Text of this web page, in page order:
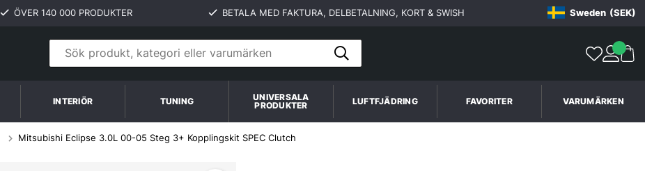
ÖVER 140 000 PRODUKTER BETALA MED FAKTURA, DELBETALNING, KORT & SWISH Sweden (SEK)
INTERIÖR TUNING
UNIVERSALA
PRODUKTER
LUFTFJÄDRING FAVORITER VARUMÄRKEN
Mitsubishi Eclipse 3.0L 00-05 Steg 3+ Kopplingskit SPEC Clutch